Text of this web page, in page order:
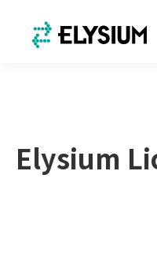
Elysium